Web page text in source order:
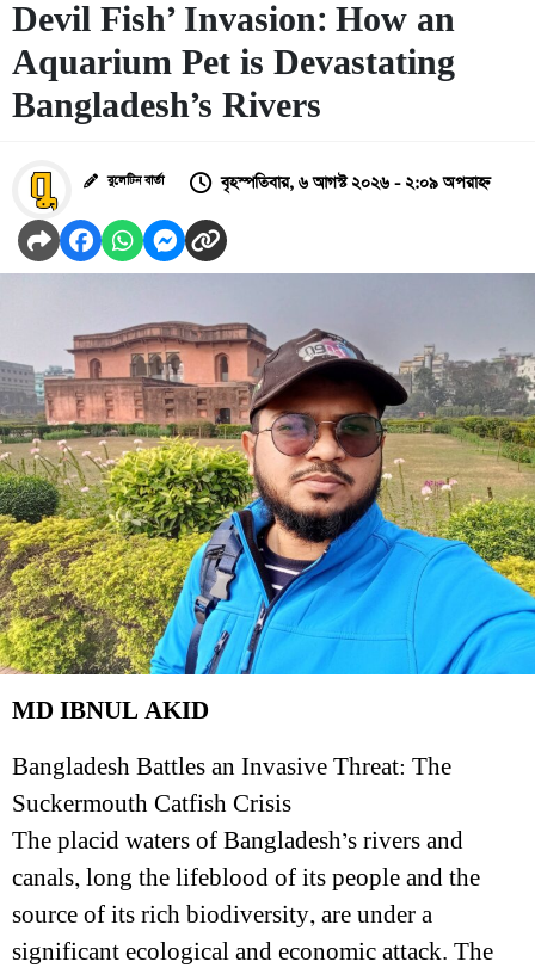
Devil Fish’ Invasion: How an
Aquarium Pet is Devastating
Bangladesh’s Rivers
বুলেটিন বার্তা বৃহস্পতিবার, ৬ আগস্ট ২০২৬ - ২:০৯ অপরাহ্ন
MD IBNUL AKID
Bangladesh Battles an Invasive Threat: The
Suckermouth Catfish Crisis
The placid waters of Bangladesh’s rivers and
canals, long the lifeblood of its people and the
source of its rich biodiversity, are under a
significant ecological and economic attack. The